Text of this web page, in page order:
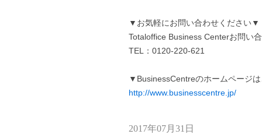
▼お気軽にお問い合わせください▼
Totaloffice Business Centerお問い
TEL：0120-220-621
▼BusinessCentreのホームページ
http://www.businesscentre.jp/
2017年07月31日